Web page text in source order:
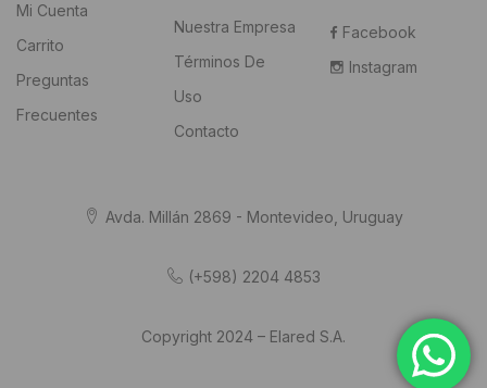
Mi Cuenta
Carrito
Preguntas
Frecuentes
Nuestra Empresa
Términos De
Uso
Contacto
Facebook
Instagram
Avda. Millán 2869 - Montevideo, Uruguay
(+598) 2204 4853
Copyright 2024 – Elared S.A.